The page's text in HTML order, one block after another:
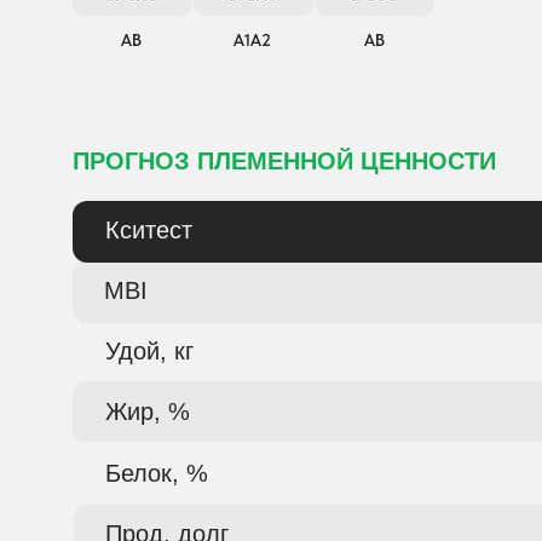
ПРОГНОЗ ПЛЕМЕННОЙ ЦЕННОСТИ
А1А2
АВ АВ
Прод. долг
Белок, %
Жир, %
Удой, кг
MBI
Кситест